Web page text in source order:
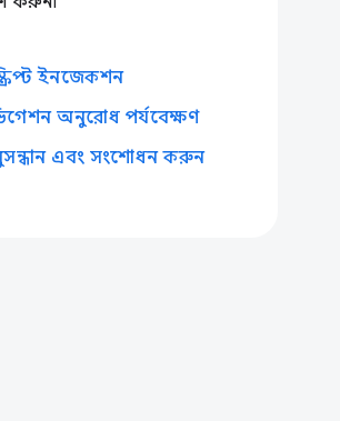
ইনজেকশন
অনুরোধ পর্যবেক্ষণ
এবং সংশোধন করুন